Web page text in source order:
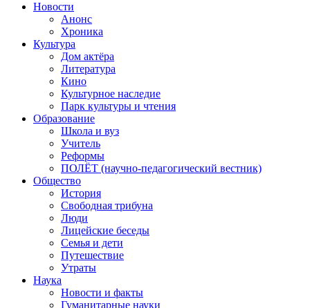
Новости
Анонс
Хроника
Культура
Дом актёра
Литература
Кино
Культурное наследие
Парк культуры и чтения
Образование
Школа и вуз
Учитель
Реформы
ПОЛЁТ (научно-педагогический вестник)
Общество
История
Свободная трибуна
Люди
Лицейские беседы
Семья и дети
Путешествие
Утраты
Наука
Новости и факты
Гуманитарные науки